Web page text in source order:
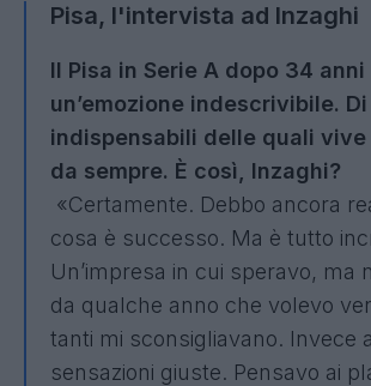
Pisa, l'intervista ad Inzaghi
Il Pisa in Serie A dopo 34 anni
un’emozione indescrivibile.
indispensabili delle quali vive
da sempre. È così, Inzaghi?
«Certamente. Debbo ancora
cosa è successo. Ma è tutto
Un’impresa in cui speravo, ma
da qualche anno che volevo
tanti mi sconsigliavano. Invece
sensazioni giuste. Pensavo ai